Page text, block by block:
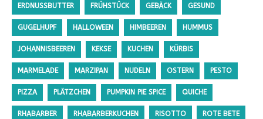
ERDNUSSBUTTER FRÜHSTÜCK GEBÄCK GESUND
GUGELHUPF HALLOWEEN HIMBEEREN HUMMUS
JOHANNISBEEREN KEKSE KUCHEN KÜRBIS
MARMELADE MARZIPAN NUDELN OSTERN PESTO
PIZZA PLÄTZCHEN PUMPKIN PIE SPICE QUICHE
RHABARBER RHABARBERKUCHEN RISOTTO ROTE BETE